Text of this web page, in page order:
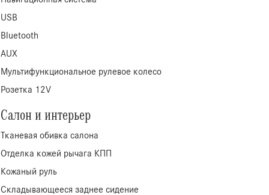
USB
Bluetooth
AUX
Мультифункциональное рулевое колесо
Розетка 12V
Салон и интерьер
Тканевая обивка салона
Отделка кожей рычага КПП
Кожаный руль
Складывающееся заднее сидение